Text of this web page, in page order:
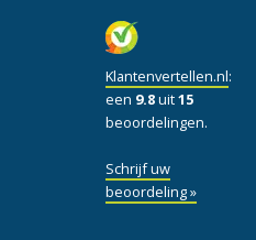
Klantenvertellen.nl:
een 9.8uit15
beoordelingen.
Schrijf uw
beoordeling »